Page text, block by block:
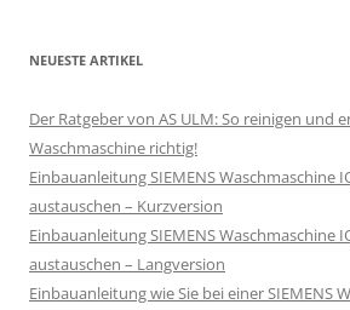
NEUESTE ARTIKEL
Der Ratgeber von AS ULM: So reinigen und
Waschmaschine richtig!
Einbauanleitung SIEMENS Waschmaschine
austauschen – Kurzversion
Einbauanleitung SIEMENS Waschmaschine
austauschen – Langversion
Einbauanleitung wie Sie bei einer SIEMENS